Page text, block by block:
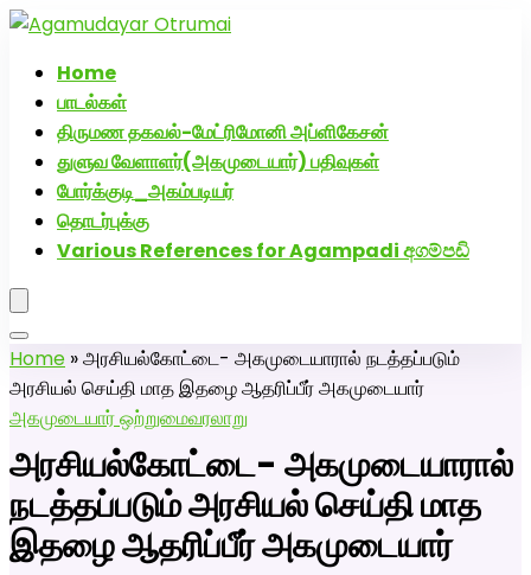
Home
பாடல்கள்
திருமண தகவல்-மேட்ரிமோனி அப்ளிகேசன்
துளுவ வேளாளர்(அகமுடையார்) பதிவுகள்
போர்க்குடி_அகம்படியர்
தொடர்புக்கு
Various References for Agampadi අගම්පඩි
Home »அரசியல்கோட்டை- அகமுடையாரால் நடத்தப்படும்
அரசியல் செய்தி மாத இதழை ஆதரிப்பீர் அகமுடையார்
அகமுடையார் ஒற்றுமைவரலாறு
அரசியல்கோட்டை- அகமுடையாரால்
நடத்தப்படும் அரசியல் செய்தி மாத
இதழை ஆதரிப்பீர் அகமுடையார்
அகமுடையார் திருமண வரன்களுக்கு அகமுடையார்மேட்ரி-